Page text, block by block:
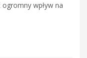
ogromny wpływ na